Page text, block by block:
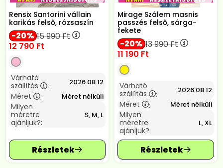
Rensix Santorini vállain
karikás felső, rózsaszín
20 15 990Ft
12 790 Ft
Várható
szállítás
: 2026.08.12
Méret : Méret nélküli
Milyen
méretre
ajánljuk?:
S, M, L
Mirage Szálem masnis
passzés felső, sárga-
fekete
20 13 990Ft
11 190 Ft
Várható
szállítás
: 2026.08.12
Méret : Méret nélküli
Milyen
méretre
ajánljuk?:
L, XL